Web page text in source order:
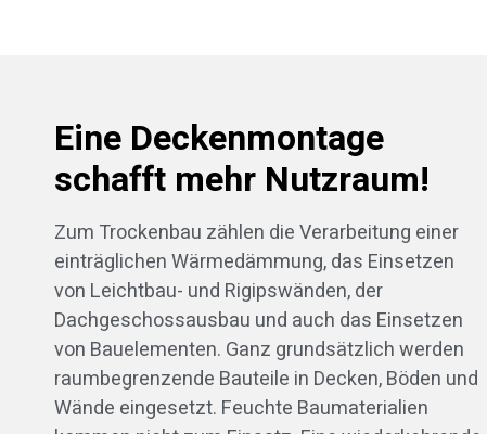
Eine Deckenmontage
schafft mehr Nutzraum!
Zum Trockenbau zählen die Verarbeitung einer
einträglichen Wärmedämmung, das Einsetzen
von Leichtbau- und Rigipswänden, der
Dachgeschossausbau und auch das Einsetzen
von Bauelementen. Ganz grundsätzlich werden
raumbegrenzende Bauteile in Decken, Böden und
Wände eingesetzt. Feuchte Baumaterialien